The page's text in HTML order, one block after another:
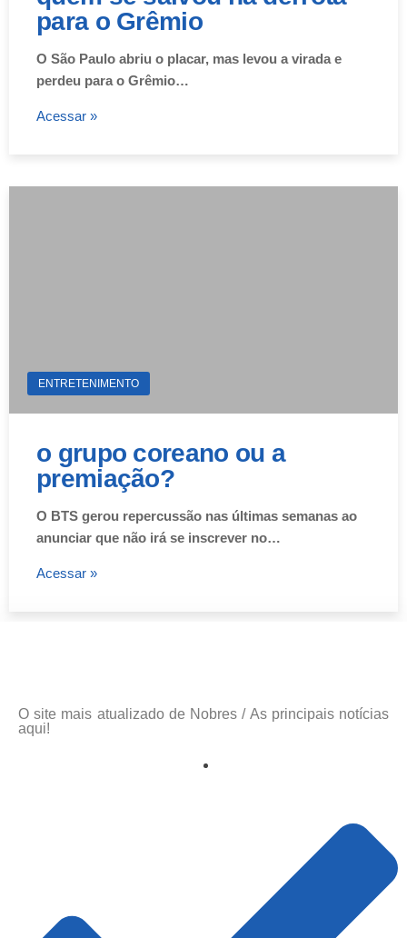
para o Grêmio
O São Paulo abriu o placar, mas levou a virada e
perdeu para o Grêmio…
Acessar »
ENTRETENIMENTO
o grupo coreano ou a
premiação?
O BTS gerou repercussão nas últimas semanas ao
anunciar que não irá se inscrever no…
Acessar »
O site mais atualizado de Nobres / As principais notícias
aqui!